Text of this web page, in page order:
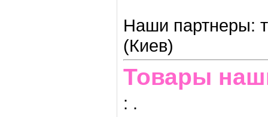
Наши партнеры:
(Киев)
Товары
: .